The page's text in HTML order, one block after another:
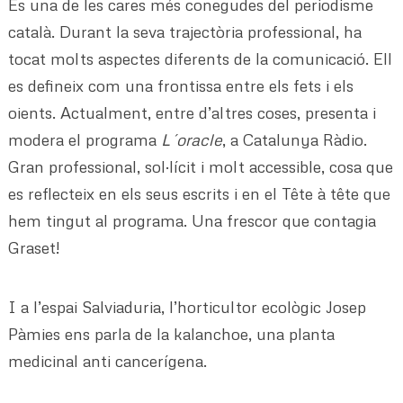
És una de les cares més conegudes del periodisme
català. Durant la seva trajectòria professional, ha
tocat molts aspectes diferents de la comunicació. Ell
es defineix com una frontissa entre els fets i els
oients. Actualment, entre d’altres coses, presenta i
modera el programa L´oracle, a Catalunya Ràdio.
Gran professional, sol·lícit i molt accessible, cosa que
es reflecteix en els seus escrits i en el Tête à tête que
hem tingut al programa. Una frescor que contagia
Graset!
I a l’espai Salviaduria, l’horticultor ecològic Josep
Pàmies ens parla de la kalanchoe, una planta
medicinal anti cancerígena.